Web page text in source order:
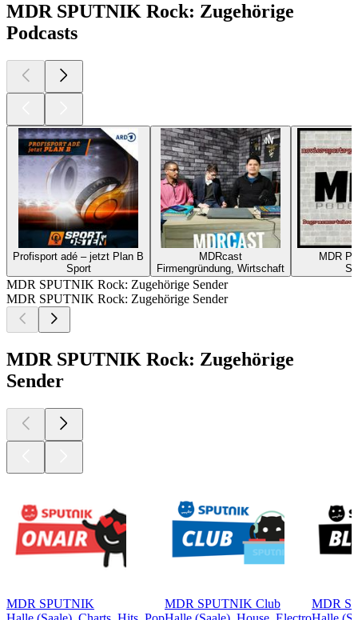
MDR SPUTNIK Rock: Zugehörige
Podcasts
Profisport adé – jetzt Plan B
Sport
MDRcast
Firmengründung, Wirtschaft
MDR
MDR SPUTNIK Rock: Zugehörige Sender
MDR SPUTNIK Rock: Zugehörige Sender
MDR SPUTNIK Rock: Zugehörige
Sender
MDR SPUTNIK
MDR SPUTNIK Club
MDR